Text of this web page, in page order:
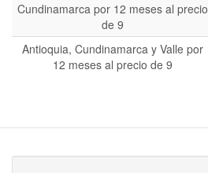
Cundinamarca por 12 meses al precio
de 9
Antioquia, Cundinamarca y Valle por
12 meses al precio de 9